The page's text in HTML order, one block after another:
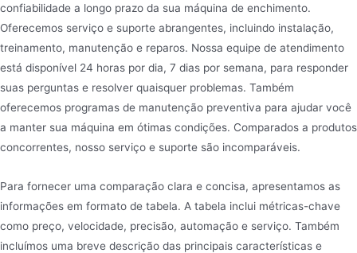
confiabilidade a longo prazo da sua máquina de enchimento.
Oferecemos serviço e suporte abrangentes, incluindo instalação,
treinamento, manutenção e reparos. Nossa equipe de atendimento
está disponível 24 horas por dia, 7 dias por semana, para responder
suas perguntas e resolver quaisquer problemas. Também
oferecemos programas de manutenção preventiva para ajudar você
a manter sua máquina em ótimas condições. Comparados a produtos
concorrentes, nosso serviço e suporte são incomparáveis.
Para fornecer uma comparação clara e concisa, apresentamos as
informações em formato de tabela. A tabela inclui métricas-chave
como preço, velocidade, precisão, automação e serviço. Também
incluímos uma breve descrição das principais características e